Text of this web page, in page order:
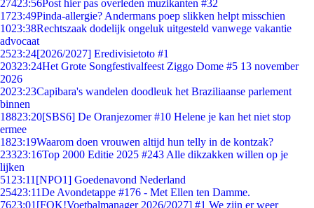
27423:56Post hier pas overleden muzikanten #32
1723:49Pinda-allergie? Andermans poep slikken helpt misschien
1023:38Rechtszaak dodelijk ongeluk uitgesteld vanwege vakantie
advocaat
2523:24[2026/2027] Eredivisietoto #1
20323:24Het Grote Songfestivalfeest Ziggo Dome #5 13 november
2026
2023:23Capibara's wandelen doodleuk het Braziliaanse parlement
binnen
18823:20[SBS6] De Oranjezomer #10 Helene je kan het niet stop
ermee
1823:19Waarom doen vrouwen altijd hun telly in de kontzak?
23323:16Top 2000 Editie 2025 #243 Alle dikzakken willen op je
lijken
51 23:11 [NPO1] Goedenavond Nederland
25423:11De Avondetappe #176 - Met Ellen ten Damme.
7623:01 [FOK!Voetbalmanager 2026/2027] #1 We zijn er weer